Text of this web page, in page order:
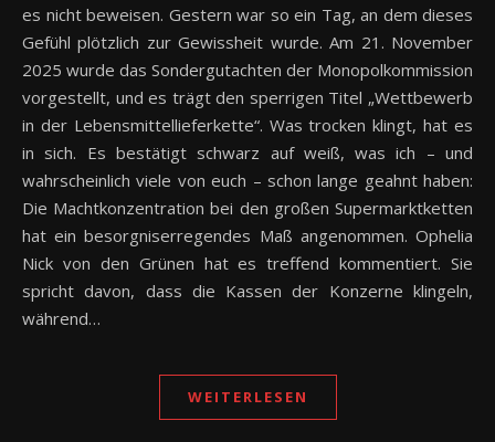
es nicht beweisen. Gestern war so ein Tag, an dem dieses
Gefühl plötzlich zur Gewissheit wurde. Am 21. November
2025 wurde das Sondergutachten der Monopolkommission
vorgestellt, und es trägt den sperrigen Titel „Wettbewerb
in der Lebensmittellieferkette“. Was trocken klingt, hat es
in sich. Es bestätigt schwarz auf weiß, was ich – und
wahrscheinlich viele von euch – schon lange geahnt haben:
Die Machtkonzentration bei den großen Supermarktketten
hat ein besorgniserregendes Maß angenommen. Ophelia
Nick von den Grünen hat es treffend kommentiert. Sie
spricht davon, dass die Kassen der Konzerne klingeln,
während…
WEITERLESEN